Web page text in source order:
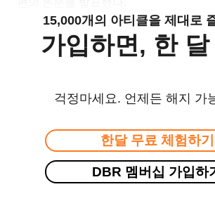
15,000개의 아티클을 제대로
가입하면, 한
걱정마세요. 언제든 해지 가
한달 무료 체험하기
DBR 멤버십 가입하